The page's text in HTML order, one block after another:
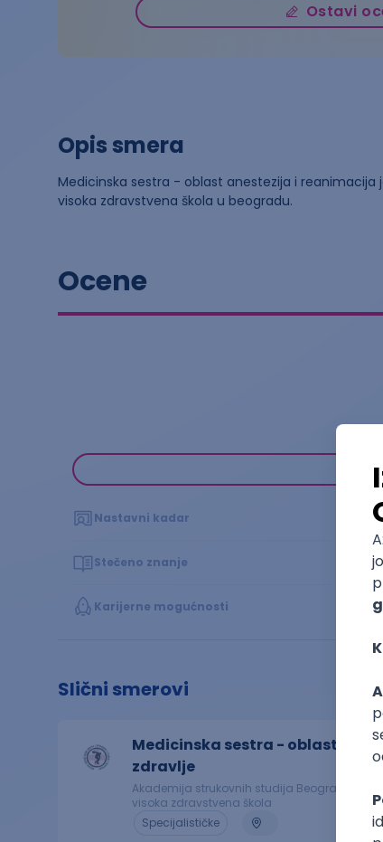
Ostavi
Opis smera
Medicinska sestra - oblast anestezija i
visoka zdravstvena škola u beogradu.
Ocene
Nastavni kadar
Stečeno znanje
Karijerne mogućnosti
Slični smerovi
Medicinska sestra - oblast
zdravlje
Akademija strukovnih studija Beograd - Odsek
visoka zdravstvena škola
Specijalističke